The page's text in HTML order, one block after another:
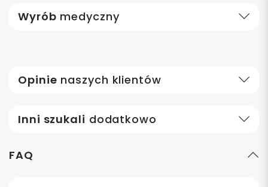
Wyrób medyczny
Opinie naszych klientów
Inni szukali dodatkowo
FAQ